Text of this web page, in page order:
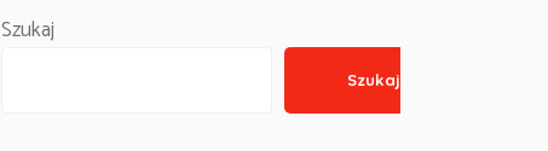
Szukaj
Szukaj